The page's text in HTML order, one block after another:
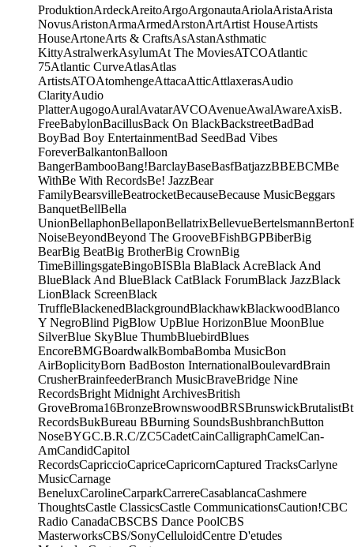
ProduktionArdeckAreitoArgoArgonautaAriolaAristaArista
NovusAristonArmaArmedArstonArtArtist HouseArtists
HouseArtoneArts & CraftsAsAstanAsthmatic
KittyAstralwerkAsylumAt The MoviesATCOAtlantic
75Atlantic CurveAtlasAtlas
ArtistsATOAtomhengeAttacaAtticAttlaxerasAudio
ClarityAudio
PlatterAugogoAuralAvatarAVCOAvenueAwalAwareAxisB.
FreeBabylonBacillusBack On BlackBackstreetBadBad
BoyBad Boy EntertainmentBad SeedBad Vibes
ForeverBalkantonBalloon
BangerBambooBang!BarclayBaseBasfBatjazzBBEBCMBe
WithBe With RecordsBe! JazzBear
FamilyBearsvilleBeatrocketBecauseBecause MusicBeggars
BanquetBellBella
UnionBellaphonBellaponBellatrixBellevueBertelsmannBerton
NoiseBeyondBeyond The GrooveBFishBGPBiberBig
BearBig BeatBig BrotherBig CrownBig
TimeBillingsgateBingoBISBla BlaBlack AcreBlack And
BlueBlack And BlueBlack CatBlack ForumBlack JazzBlack
LionBlack ScreenBlack
TruffleBlackenedBlackgroundBlackhawkBlackwoodBlanco
Y NegroBlind PigBlow UpBlue HorizonBlue MoonBlue
SilverBlue SkyBlue ThumbBluebirdBlues
EncoreBMGBoardwalkBombaBomba MusicBon
AirBoplicityBorn BadBoston InternationalBoulevardBrain
CrusherBrainfeederBranch MusicBraveBridge Nine
RecordsBright Midnight ArchivesBritish
GroveBroma16BronzeBrownswoodBRSBrunswickBrutalist
RecordsBukBureau BBurning SoundsBushbranchButton
NoseBYGC.B.R.C/ZC5CadetCainCalligraphCamelCan-
AmCandidCapitol
RecordsCapriccioCapriceCapricornCaptured TracksCarlyne
MusicCarnage
BeneluxCarolineCarparkCarrereCasablancaCashmere
ThoughtsCastle ClassicsCastle CommunicationsCaution!CBC
Radio CanadaCBSCBS Dance PoolCBS
MasterworksCBS/SonyCelluloidCentre D'etudes